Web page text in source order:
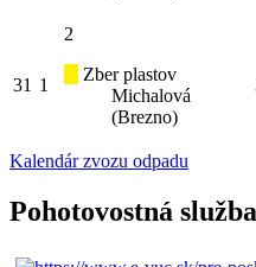
31 1
2
Zber plastov
Michalová
(Brezno)
Kalendár zvozu odpadu
Pohotovostná